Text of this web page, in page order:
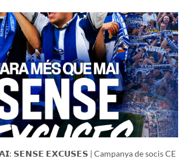
𝗘𝗫𝗖𝗨𝗦𝗘𝗦 | Campanya de socis CE